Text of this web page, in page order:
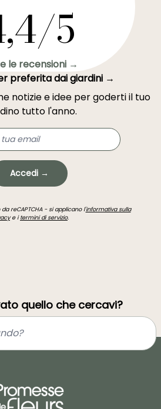
5
le recensioni →
preferita dai giardini →
notizie e idee per goderti il tuo
tutto l'anno.
Accedi →
reCAPTCHA - si applicano l'informativa sulla
e itermini di servizio.
quello che cercavi?